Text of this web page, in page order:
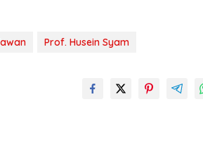
Prof. Husein Syam